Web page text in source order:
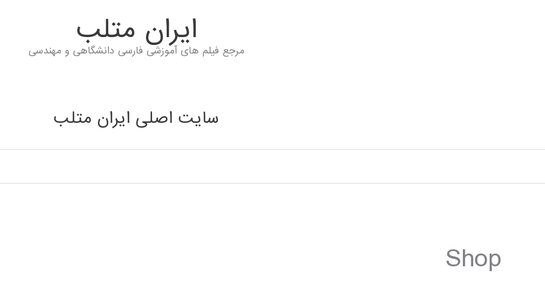
ايران متلب
مرجع فیلم های آموزشی فارسی دانشگاهی و مهندسی
سایت اصلی ایران متلب
Shop